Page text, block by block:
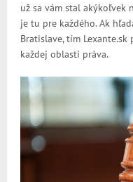
už sa vám stal akýkoľvek
je tu pre každého. Ak
Bratislave, tím
každej oblasti práva.